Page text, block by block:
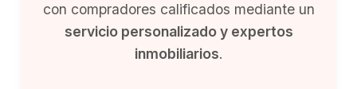
con compradores calificados mediante un
servicio personalizado y expertos
inmobiliarios.